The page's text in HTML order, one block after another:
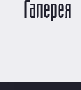
Галерея